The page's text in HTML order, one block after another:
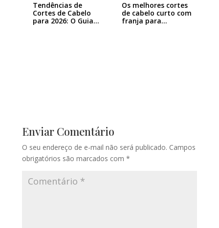
Tendências de
Cortes de Cabelo
para 2026: O Guia…
Os melhores cortes
de cabelo curto com
franja para…
Enviar Comentário
O seu endereço de e-mail não será publicado. Campos
obrigatórios são marcados com *